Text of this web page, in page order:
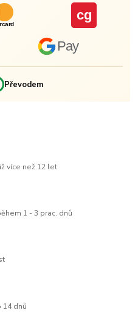
Pay
cg
Převodem
více než 12 let
1 - 3 prac. dnů
14 dnů